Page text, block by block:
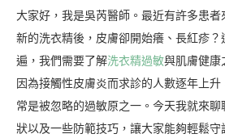
大家好，我是吳芮醫師。最近有許多患
新的洗衣精後，皮膚卻開始癢、長紅疹
遍，我們需要了解洗衣精過敏與肌膚健康
因為接觸性皮膚炎而求診的人數逐年上
常是被忽略的過敏原之一。今天我就來
狀以及一些防範技巧，讓大家能夠輕鬆守